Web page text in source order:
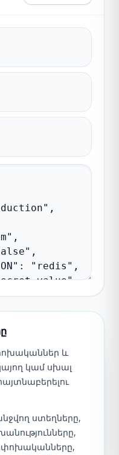
և
կամ սխալ
ստեղները,